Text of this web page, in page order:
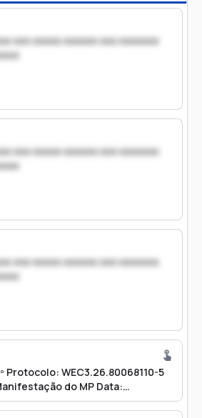
xxx xxxxx xxxxxx xxx xxxxxxx
xxx xxxxx xxxxxx xxx xxxxxxx
xxx xxxxx xxxxxx xxx xxxxxxx
Protocolo: WEC3.26.80068110-5
do MP Data: